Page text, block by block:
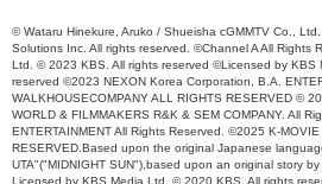
© Wataru Hinekure, Aruko / Shueisha cGMMTV Co.,
Solutions Inc. All rights reserved. ©Channel A All Rights
Ltd. © 2023 KBS. All rights reserved ©Licensed by KBS
reserved ©2023 NEXON Korea Corporation, B.A.
WALKHOUSECOMPANY ALL RIGHTS RESERVED ©
WORLD & FILMMAKERS R&K & SEM COMPANY. All
ENTERTAINMENT All Rights Reserved. ©2025 K-
RESERVED.Based upon the original Japanese
UTA"("MIDNIGHT SUN"),based upon an original story
Licensed by KBS Media Ltd. © 2020 KBS. All rights